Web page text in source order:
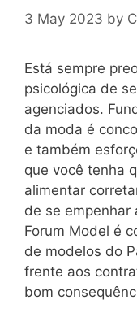
3 May 2023 by
Está sempre
psicológica de
agenciados.
da moda é
e também
que você tenha
alimentar
de se empenhar
Forum Model é
de modelos do
frente aos
bom